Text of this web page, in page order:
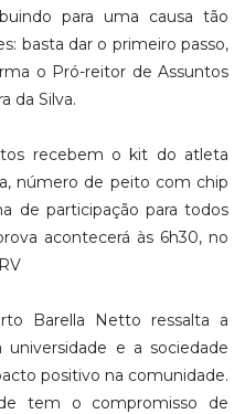
para uma causa tão
basta dar o primeiro passo,
o Pró-reitor de Assuntos
da Silva.
recebem o kit do atleta
número de peito com chip
de participação para todos
acontecerá às 6h30, no
Barella Netto ressalta a
e a sociedade
positivo na comunidade.
tem o compromisso de